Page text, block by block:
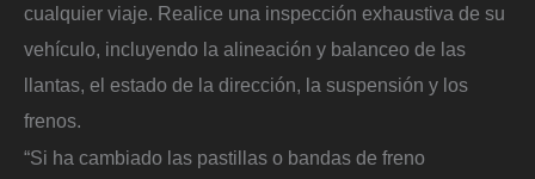
cualquier viaje. Realice una inspección exhaustiva de su
vehículo, incluyendo la alineación y balanceo de las
llantas, el estado de la dirección, la suspensión y los
frenos.
“Si ha cambiado las pastillas o bandas de freno